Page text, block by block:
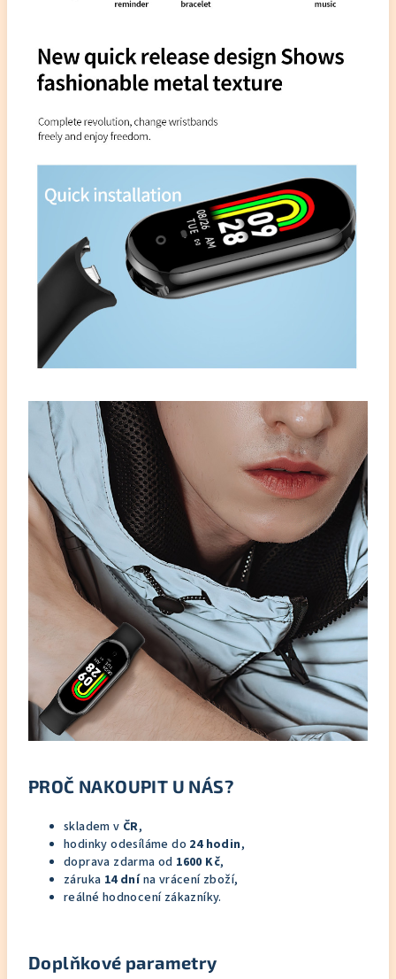
PROČ NAKOUPIT U NÁS?
skladem v ČR,
hodinky odesíláme do 24 hodin,
doprava zdarma od 1600 Kč,
záruka 14 dnína vrácení zboží,
reálné hodnocení zákazníky.
Doplňkové parametry